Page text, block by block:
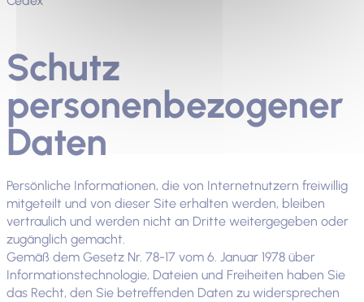
Schutz
personenbezogener
Daten
Persönliche Informationen, die von Internetnutzern freiwillig
mitgeteilt und von dieser Site erhalten werden, bleiben
vertraulich und werden nicht an Dritte weitergegeben oder
zugänglich gemacht.
Gemäß dem Gesetz Nr. 78-17 vom 6. Januar 1978 über
Informationstechnologie, Dateien und Freiheiten haben Sie
das Recht, den Sie betreffenden Daten zu widersprechen